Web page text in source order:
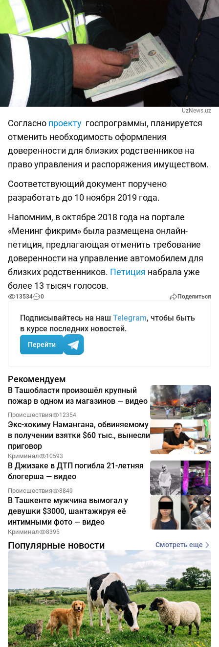
UzNews.uz
Согласно проекту госпрограммы, планируется
отменить необходимость оформления
доверенности для близких родственников на
право управления и распоряжения имуществом.
Соответствующий документ поручено
разработать до 10 ноября 2019 года.
Напомним, в октябре 2018 года на портале
«Менинг фикрим» была размещена онлайн-
петиция, предлагающая отменить требование
доверенности на управление автомобилем для
близких родственников. Петиция набрала уже
более 13 тысяч голосов.
13534 0 Поделиться
Подписывайтесь на наш Telegram, чтобы быть
в курсе последних новостей.
Перейти
Рекомендуем
В Ташобласти произошёл крупный
пожар в одном из магазинов — видео
Происшествия 12354
Экс-хокиму Намангана, обвиняемому
в получении взятки $60 тыс., вынесли
приговор
Криминал 10593
В Джизаке в ДТП погибла 21-летняя
блогерша — видео
Происшествия 8849
В Ташкенте мужчина вымогал у
девушки $3000, шантажируя её
интимными фото — видео
Криминал 8395
Популярные новости Смотреть еще